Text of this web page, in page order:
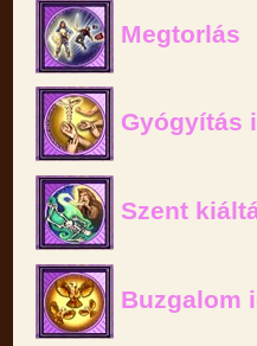
Megtorlás
Gyógyítás
Szent
Buzgalom